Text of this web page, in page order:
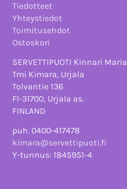
Tiedotteet
Yhteystiedot
Toimitusehdot
Ostoskori
SERVETTIPUOTI Kinnari Maria
Tmi Kimara, Urjala
Tolvantie 136
FI-31700, Urjala as.
FINLAND
puh. 0400-417478
kimara@servettipuoti.fi
Y-tunnus: 1845951-4